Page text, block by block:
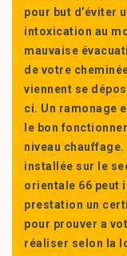
pour but d’éviter
intoxication au
mauvaise
de votre
viennent se
ci. Un ramonage
le bon
niveau
installée sur le
orientale 66 peut
prestation un
pour prouver a
réaliser selon la